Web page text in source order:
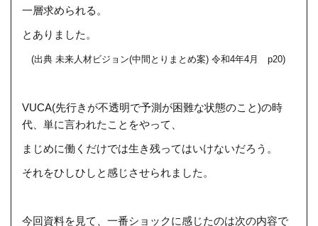
一層求められる。
とありました。
(出典 未来人材ビジョン(中間とりまとめ案) 令和4年4月 p20)
VUCA(先行きが不透明で予測が困難な状態のこと)の時
代、単に言われたことをやって、
まじめに働くだけでは生き残ってはいけないだろう。
それをひしひしと感じさせられました。
今回資料を見て、一番ショックに感じたのは次の内容で